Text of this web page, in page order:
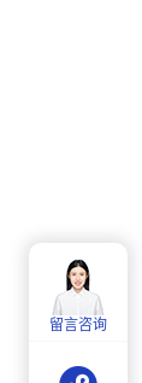
留言咨询